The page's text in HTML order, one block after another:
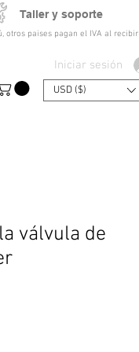
otros paises pagan el IVA al recibir
Iniciar sesión
USD ($)
Taller y soporte
válvula de